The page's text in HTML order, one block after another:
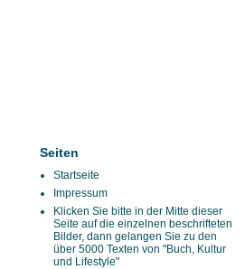
Seiten
Startseite
Impressum
Klicken Sie bitte in der Mitte dieser
Seite auf die einzelnen beschrifteten
Bilder, dann gelangen Sie zu den
über 5000 Texten von "Buch, Kultur
und Lifestyle"